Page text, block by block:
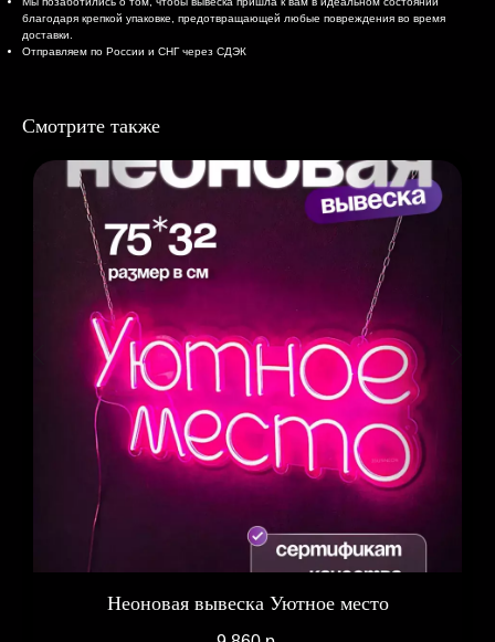
благодаря крепкой упаковке, предотвращающей любые повреждения во время
доставки.
Отправляем по России и СНГ через СДЭК
Смотрите также
Неоновая вывеска Уютное место